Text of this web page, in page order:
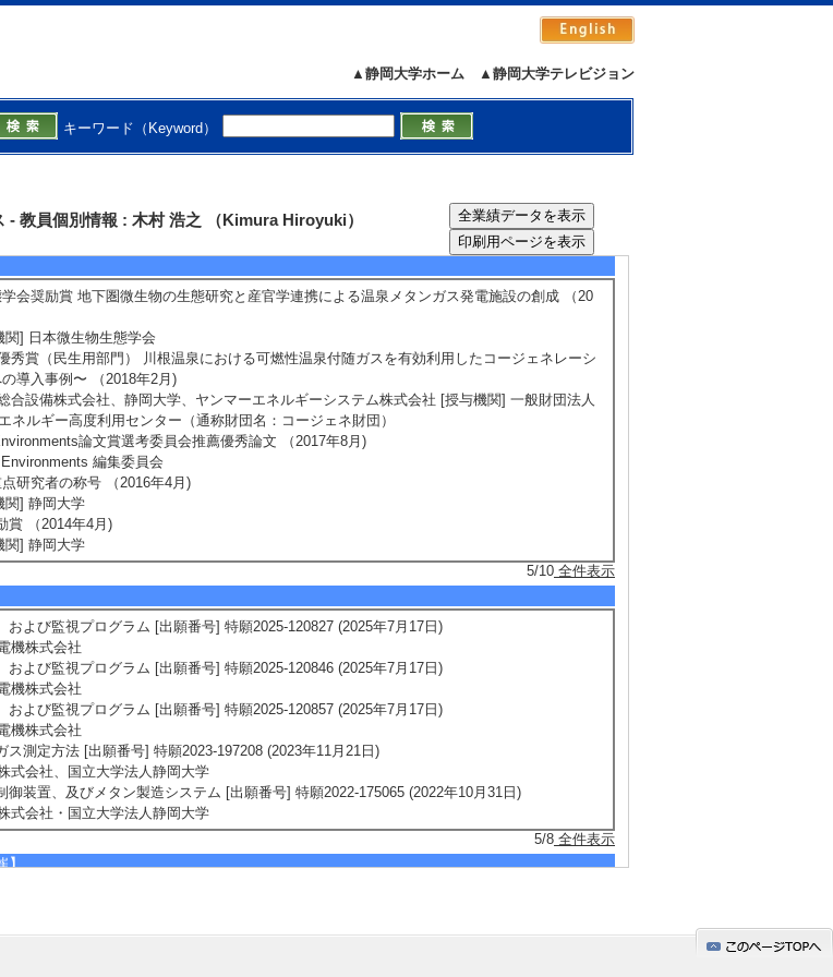
▲静岡大学テレビジョン
▲静岡大学ホーム
キーワード（Keyword）
- 教員個別情報 : 木村 浩之 （Kimura Hiroyuki）
的設計による有機性廃棄物の二次資源化 （2017年11月 - 2020年3月 ) [提供機関] 科学技術振
1月 ) [提供機関] 静岡大学超領域研究推進本部 [制度名] 静岡大学教育研究プロジェクト推進経
ステム創成に向けた基盤技術の開発 （2012年10月 - 2016年3月 ) [提供機関] 科学技術振興
究推進事業（さきがけ） [担当区分] 研究代表者
5/8全件表示
会奨励賞 地下圏微生物の生態研究と産官学連携による温泉メタンガス発電施設の創成 （20
] 日本微生物生態学会
秀賞（民生用部門） 川根温泉における可燃性温泉付随ガスを有効利用したコージェネレーシ
導入事例〜 （2018年2月)
合設備株式会社、静岡大学、ヤンマーエネルギーシステム株式会社 [授与機関] 一般財団法人
ネルギー高度利用センター（通称財団名：コージェネ財団）
論文賞選考委員会推薦優秀論文 （2017年8月)
編集委員会
研究者の称号 （2016年4月)
関] 静岡大学
賞 （2014年4月)
関] 静岡大学
5/10 全件表示
および監視プログラム [出願番号] 特願2025-120827 (2025年7月17日)
機株式会社
および監視プログラム [出願番号] 特願2025-120846 (2025年7月17日)
機株式会社
および監視プログラム [出願番号] 特願2025-120857 (2025年7月17日)
機株式会社
ス測定方法 [出願番号] 特願2023-197208 (2023年11月21日)
式会社、国立大学法人静岡大学
御装置、及びメタン製造システム [出願番号] 特願2022-175065 (2022年10月31日)
式会社・国立大学法人静岡大学
5/8 全件表示
】
会 副委員長、会計担当